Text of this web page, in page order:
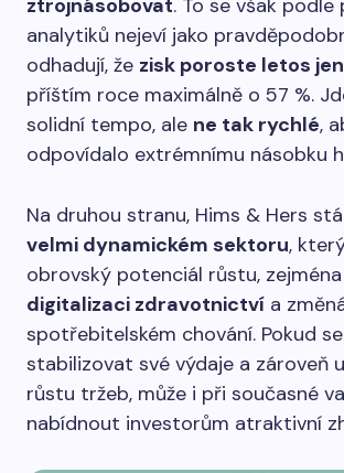
ztrojnásobovat. To se však podle
analytiků nejeví jako
odhadují, že zisk poroste letos jen
příštím roce maximálně o 57 %.
solidní tempo, ale ne tak rychlé,
odpovídalo extrémnímu násobku
Na druhou stranu, Hims & Hers
velmi dynamickém sektoru,
obrovský potenciál růstu,
digitalizaci zdravotnictví a
spotřebitelském chování. Pokud
stabilizovat své výdaje a zároveň
růstu tržeb, může i při současné
nabídnout investorům atraktivní